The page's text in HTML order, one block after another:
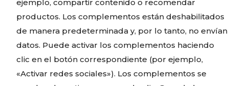
ejemplo, compartir contenido o recomendar
productos. Los complementos están deshabilitados
de manera predeterminada y, por lo tanto, no envían
datos. Puede activar los complementos haciendo
clic en el botón correspondiente (por ejemplo,
«Activar redes sociales»). Los complementos se